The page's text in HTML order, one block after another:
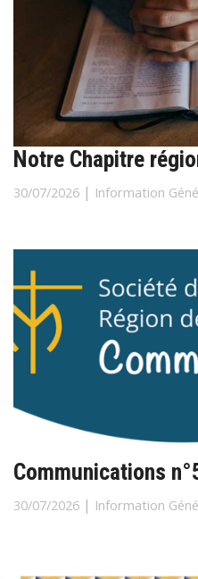
Notre Chapitre
30/07/2026 | Information
Communications
30/07/2026 | Information